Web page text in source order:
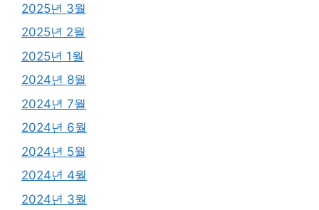
2025년 3월
2025년 2월
2025년 1월
2024년 8월
2024년 7월
2024년 6월
2024년 5월
2024년 4월
2024년 3월